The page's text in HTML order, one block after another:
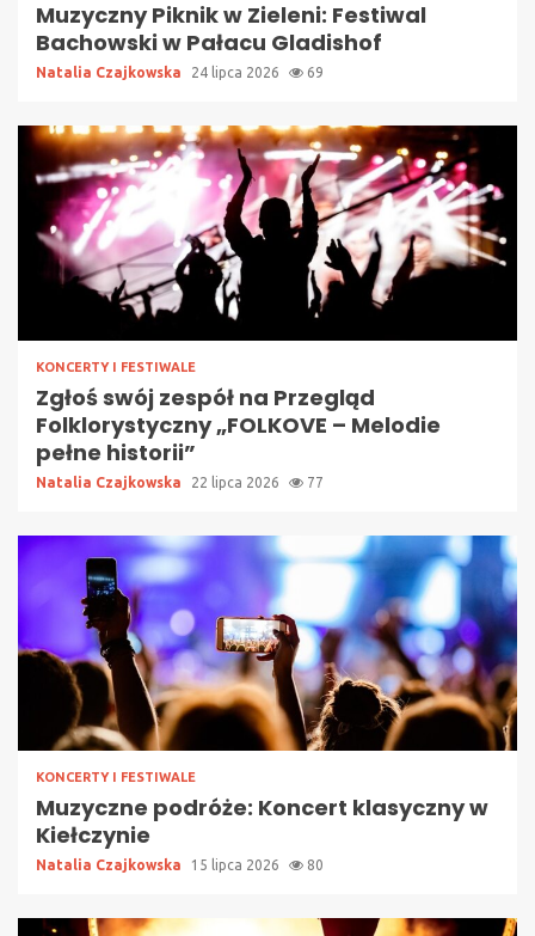
Muzyczny Piknik w Zieleni: Festiwal
Bachowski w Pałacu Gladishof
Natalia Czajkowska 24 lipca 2026 69
KONCERTY I FESTIWALE
Zgłoś swój zespół na Przegląd
Folklorystyczny „FOLKOVE – Melodie
pełne historii”
Natalia Czajkowska 22 lipca 2026 77
KONCERTY I FESTIWALE
Muzyczne podróże: Koncert klasyczny w
Kiełczynie
Natalia Czajkowska 15 lipca 2026 80